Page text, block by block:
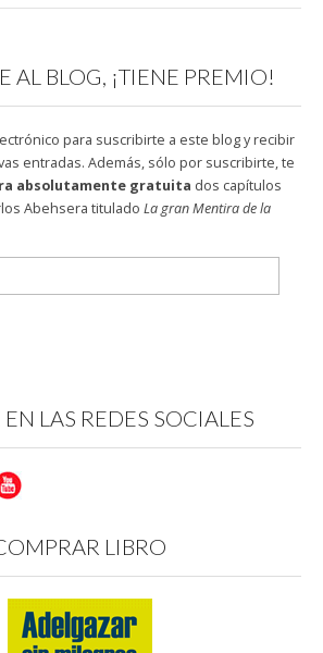
AL BLOG, ¡TIENE PREMIO!
para suscribirte a este blog y recibir
entradas. Además, sólo por suscribirte, te
absolutamente gratuita dos capítulos
Abehsera titulado La gran Mentira de la
LAS REDES SOCIALES
LIBRO